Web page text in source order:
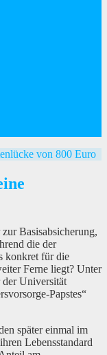
von 800 Euro
Basisabsicherung,
die der
konkret für die
Ferne liegt? Unter
der Universität
Papstes“
später einmal im
Lebensstandard